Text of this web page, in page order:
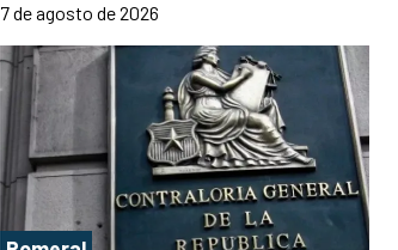
7 de agosto de 2026